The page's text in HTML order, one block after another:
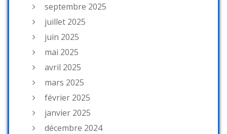
septembre 2025
juillet 2025
juin 2025
mai 2025
avril 2025
mars 2025
février 2025
janvier 2025
décembre 2024